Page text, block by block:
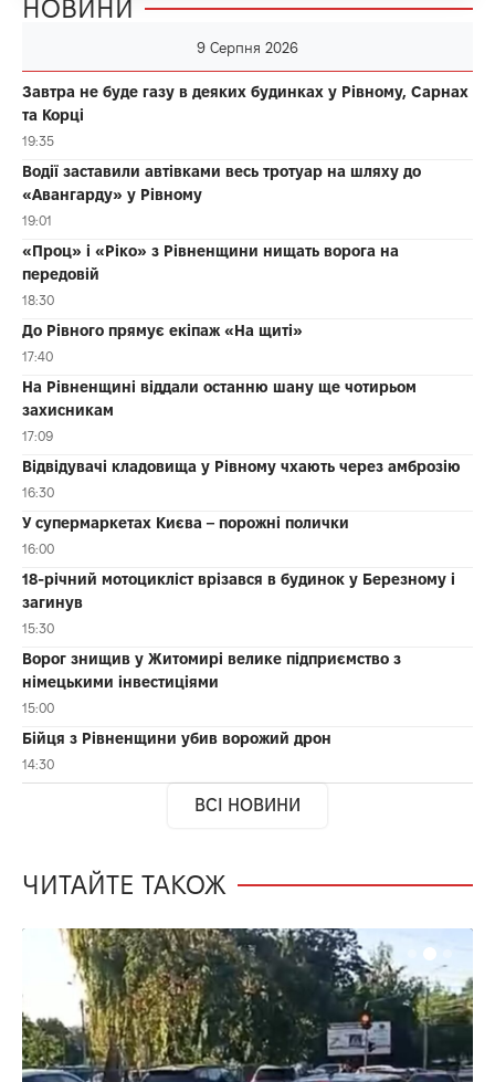
НОВИНИ
9 Серпня 2026
Завтра не буде газу в деяких будинках у Рівному, Сарнах
та Корці
19:35
Водії заставили автівками весь тротуар на шляху до
«Авангарду» у Рівному
19:01
«Проц» і «Ріко» з Рівненщини нищать ворога на
передовій
18:30
До Рівного прямує екіпаж «На щиті»
17:40
На Рівненщині віддали останню шану ще чотирьом
захисникам
17:09
Відвідувачі кладовища у Рівному чхають через амброзію
16:30
У супермаркетах Києва – порожні полички
16:00
18-річний мотоцикліст врізався в будинок у Березному і
загинув
15:30
Ворог знищив у Житомирі велике підприємство з
німецькими інвестиціями
15:00
Бійця з Рівненщини убив ворожий дрон
14:30
ВСІ НОВИНИ
ЧИТАЙТЕ ТАКОЖ